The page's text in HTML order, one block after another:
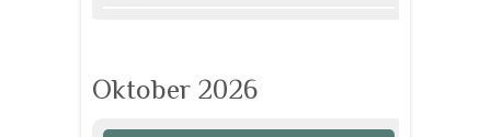
Oktober 2026